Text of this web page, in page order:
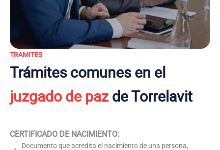
TRAMITES
Trámites comunes en el
juzgado de pazde Torrelavit
CERTIFICADO DE NACIMIENTO:
Documento que acredita el nacimiento de una persona,